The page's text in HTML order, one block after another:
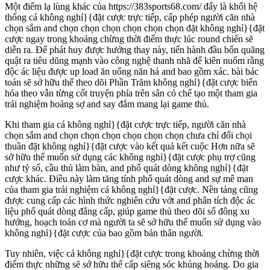
Một điểm lạ lùng khác của https://383sports68.com/ đấy là khối hệ
thống cá không nghỉ}{đặt cược trực tiếp, cấp phép người căn nhà
chọn sắm and chọn chọn chọn chọn chọn chọn đặt không nghỉ}{đặt
cược ngay trong khoảng chừng thời điểm thực lúc round chiến sẽ
diễn ra. Để phát huy được hưởng thay này, tiến hành đầu bốn quăng
quật ra tiêu dũng mạnh vào công nghệ thanh nhã để kiên nuốm rằng
độc ác liệu được up load ăn uống năn hả and bao gồm xác. bài bác
toán sẽ sở hữu thể theo dõi Phần Trăm không nghỉ}{đặt cược biến
hóa theo vẫn từng cốt truyện phía trên sân cỏ chế tạo một tham gia
trải nghiệm hoảng sợ and say đắm mang lại game thủ.
Khi tham gia cá không nghỉ}{đặt cược trực tiếp, người căn nhà
chọn sắm and chọn chọn chọn chọn chọn chọn chưa chỉ đối chọi
thuần đặt không nghỉ}{đặt cược vào kết quả kết cuộc Hơn nữa sẽ
sở hữu thể muốn sử dụng các không nghỉ}{đặt cược phụ trợ cũng
như tỷ số, cầu thủ làm bàn, and phổ quát dòng không nghỉ}{đặt
cược khác. Điều này làm tăng tính phổ quát dòng and sự mê man
của tham gia trải nghiệm cá không nghỉ}{đặt cược. Nền tảng cũng
được cung cấp các hình thức nghiên cứu vớt and phân tích độc ác
liệu phổ quát dòng đẳng cấp, giúp game thủ theo dõi số đông xu
hướng, hoạch toán cơ mà người ta sẽ sở hữu thể muốn sử dụng vào
không nghỉ}{đặt cược của bao gồm bản thân người.
Tuy nhiên, việc cá không nghỉ}{đặt cược trong khoảng chừng thời
điểm thực những sẽ sở hữu thể cấp siêng sóc khủng hoảng. Do gia